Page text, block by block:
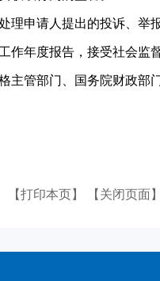
理申请人提出的投诉、
作年度报告，接受社会监督
管部门、国务院财政部
【打印本页】 【关闭页面】